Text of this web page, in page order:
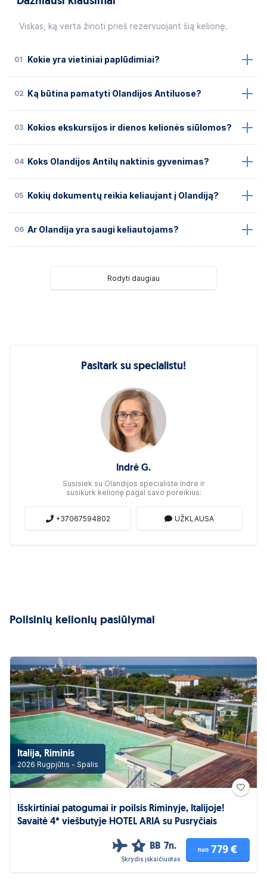
Viskas, ką verta žinoti prieš rezervuojant šią kelionę.
01 Kokie yra vietiniai paplūdimiai?
02 Ką būtina pamatyti Olandijos Antiluose?
03 Kokios ekskursijos ir dienos kelionės siūlomos?
04 Koks Olandijos Antilų naktinis gyvenimas?
05 Kokių dokumentų reikia keliaujant į Olandiją?
06 Ar Olandija yra saugi keliautojams?
Rodyti daugiau
Pasitark su specialistu!
Indrė G.
Susisiek su Olandijos specialiste Indre ir
susikurk kelionę pagal savo poreikius:
+37067594802 UŽKLAUSA
Poilsinių kelionių pasiūlymai
Italija, Riminis
2026 Rugpjūtis - Spalis
Išskirtiniai patogumai ir poilsis Riminyje, Italijoje!
Savaitė 4* viešbutyje HOTEL ARIA su Pusryčiais
4 BB 7n.
Skrydis įskaičiuotas
nuo 779 €